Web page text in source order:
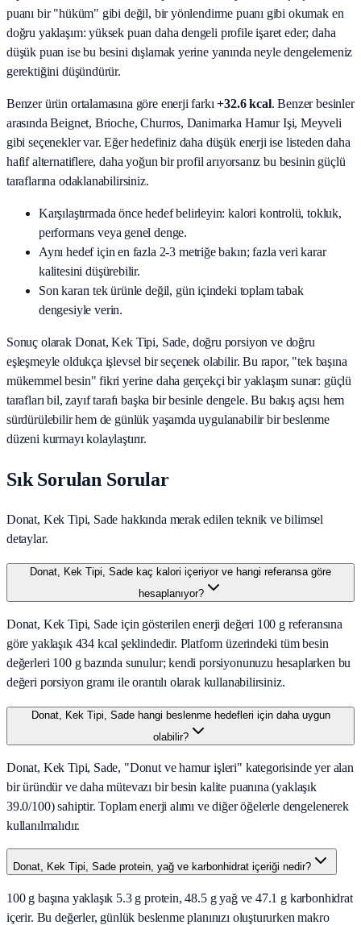
puanı bir "hüküm" gibi değil, bir yönlendirme puanı gibi okumak en
doğru yaklaşım: yüksek puan daha dengeli profile işaret eder; daha
düşük puan ise bu besini dışlamak yerine yanında neyle dengelemeniz
gerektiğini düşündürür.
Benzer ürün ortalamasına göre enerji farkı +32.6 kcal. Benzer besinler
arasındaBeignet, Brioche, Churros, Danimarka Hamur Işi, Meyveli
gibi seçenekler var. Eğer hedefiniz daha düşük enerji ise listeden daha
hafif alternatiflere, daha yoğun bir profil arıyorsanız bu besinin güçlü
taraflarına odaklanabilirsiniz.
Karşılaştırmada önce hedef belirleyin: kalori kontrolü, tokluk,
performans veya genel denge.
Aynı hedef için en fazla 2-3 metriğe bakın; fazla veri karar
kalitesini düşürebilir.
Son kararı tek ürünle değil, gün içindeki toplam tabak
dengesiyle verin.
Sonuç olarak Donat, Kek Tipi, Sade, doğru porsiyon ve doğru
eşleşmeyle oldukça işlevsel bir seçenek olabilir. Bu rapor, "tek başına
mükemmel besin" fikri yerine daha gerçekçi bir yaklaşım sunar: güçlü
tarafları bil, zayıf tarafı başka bir besinle dengele. Bu bakış açısı hem
sürdürülebilir hem de günlük yaşamda uygulanabilir bir beslenme
düzeni kurmayı kolaylaştırır.
Sık Sorulan Sorular
Donat, Kek Tipi, Sade hakkında merak edilen teknik ve bilimsel
detaylar.
Donat, Kek Tipi, Sade kaç kalori içeriyor ve hangi referansa göre
hesaplanıyor?
Donat, Kek Tipi, Sade için gösterilen enerji değeri 100 g referansına
göre yaklaşık 434 kcal şeklindedir. Platform üzerindeki tüm besin
değerleri 100 g bazında sunulur; kendi porsiyonunuzu hesaplarken bu
değeri porsiyon gramı ile orantılı olarak kullanabilirsiniz.
Donat, Kek Tipi, Sade hangi beslenme hedefleri için daha uygun
olabilir?
Donat, Kek Tipi, Sade, "Donut ve hamur işleri" kategorisinde yer alan
bir üründür ve daha mütevazı bir besin kalite puanına (yaklaşık
39.0/100) sahiptir. Toplam enerji alımı ve diğer öğelerle dengelenerek
kullanılmalıdır.
Donat, Kek Tipi, Sade protein, yağ ve karbonhidrat içeriği nedir?
100 g başına yaklaşık 5.3 g protein, 48.5 g yağ ve 47.1 g karbonhidrat
içerir. Bu değerler, günlük beslenme planınızı oluştururken makro